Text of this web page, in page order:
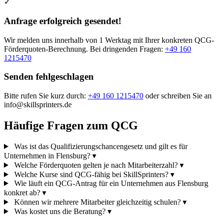
✓
Anfrage erfolgreich gesendet!
Wir melden uns innerhalb von 1 Werktag mit Ihrer konkreten QCG-
Förderquoten-Berechnung. Bei dringenden Fragen: +49 160
1215470
Senden fehlgeschlagen
Bitte rufen Sie kurz durch: +49 160 1215470 oder schreiben Sie an
info@skillsprinters.de
Häufige Fragen zum QCG
Was ist das Qualifizierungschancengesetz und gilt es für
Unternehmen in Flensburg? ▾
Welche Förderquoten gelten je nach Mitarbeiterzahl? ▾
Welche Kurse sind QCG-fähig bei SkillSprinters? ▾
Wie läuft ein QCG-Antrag für ein Unternehmen aus Flensburg
konkret ab? ▾
Können wir mehrere Mitarbeiter gleichzeitig schulen? ▾
Was kostet uns die Beratung? ▾